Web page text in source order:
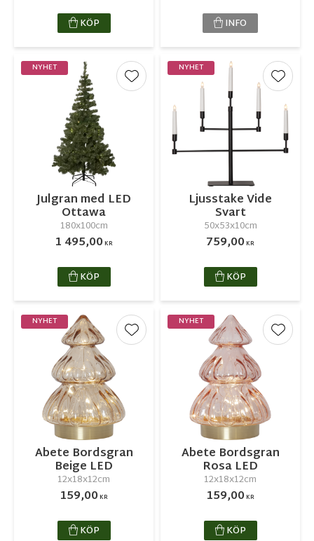
KÖP INFO
Julgran med LED
Ottawa
180x100cm
1 495,00KR
NYHET
Lägg till i favoriter
KÖP
Ljusstake Vide
Svart
50x53x10cm
759,00KR
NYHET
Lägg
KÖP
Abete Bordsgran
Beige LED
12x18x12cm
159,00KR
NYHET
Lägg till i favoriter
KÖP
Abete Bordsgran
Rosa LED
12x18x12cm
159,00KR
NYHET
Lägg
KÖP